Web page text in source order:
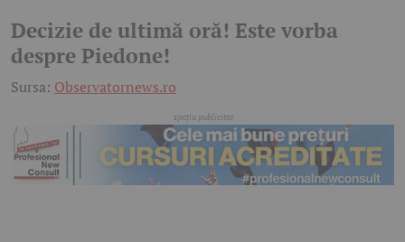
Decizie de ultimă oră! Este vorba
despre Piedone!
Sursa: Observatornews.ro